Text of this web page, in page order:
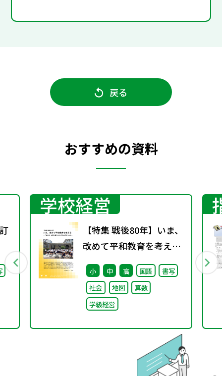
戻る
おすすめの資料
学校経営
【特集 戦後80年】いま、
改めて平和教育を考え
る〜「あの日」を語り継
ぐ本川小学校の子どもた
ち〜
小 中 高 国語
書写
社会
地図
算数
学級経営